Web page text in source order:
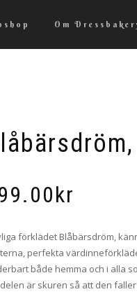
Om
kr
förklädet Blåbärsdröm,
perfekta
både hemma och i alla
är skuren så att den